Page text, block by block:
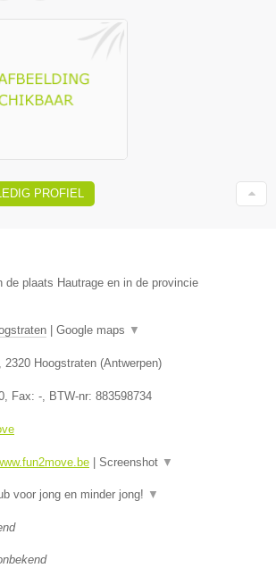
PROFIEL
de plaats Hautrage en in de provincie
Google maps ▼
, 2320 Hoogstraten (Antwerpen)
, Fax: -, BTW-nr: 883598734
Screenshot ▼
voor jong en minder jong! ▼